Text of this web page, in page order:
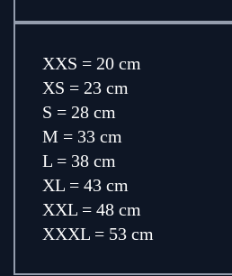
XXS = 20 cm
XS = 23 cm
S = 28 cm
M = 33 cm
L = 38 cm
XL = 43 cm
XXL = 48 cm
XXXL = 53 cm